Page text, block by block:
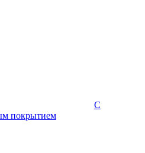
С
покрытием